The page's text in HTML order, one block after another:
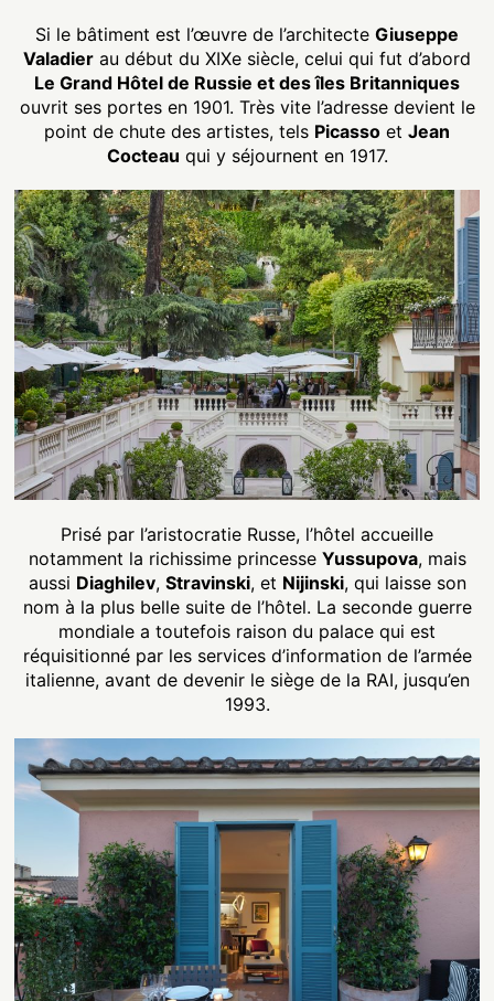
Si le bâtiment est l’œuvre de l’architecte Giuseppe
Valadier au début du XIXe siècle, celui qui fut d’abord
Le Grand Hôtel de Russie et des îles Britanniques
ouvrit ses portes en 1901. Très vite l’adresse devient le
point de chute des artistes, tels Picasso et Jean
Cocteau qui y séjournent en 1917.
Prisé par l’aristocratie Russe, l’hôtel accueille
notamment la richissime princesse Yussupova, mais
aussi Diaghilev, Stravinski, et Nijinski, qui laisse son
nom à la plus belle suite de l’hôtel. La seconde guerre
mondiale a toutefois raison du palace qui est
réquisitionné par les services d’information de l’armée
italienne, avant de devenir le siège de la RAI, jusqu’en
1993.